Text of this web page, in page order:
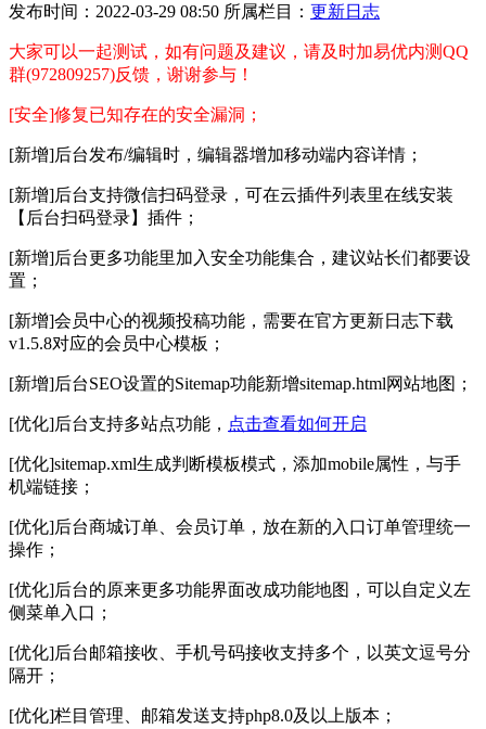
发布时间：2022-03-29 08:50 所属栏目： 更新日志
大家可以一起测试，如有问题及建议，请及时加易优内测QQ
群(972809257)反馈，谢谢参与！
[安全]修复已知存在的安全漏洞；
[新增]后台发布/编辑时，编辑器增加移动端内容详情；
[新增]后台支持微信扫码登录，可在云插件列表里在线安装
【后台扫码登录】插件；
[新增]后台更多功能里加入安全功能集合，建议站长们都要设
置；
[新增]会员中心的视频投稿功能，需要在官方更新日志下载
v1.5.8对应的会员中心模板；
[新增]后台SEO设置的Sitemap功能新增sitemap.html网站地图；
[优化]后台支持多站点功能， 点击查看如何开启
[优化]sitemap.xml生成判断模板模式，添加mobile属性，与手
机端链接；
[优化]后台商城订单、会员订单，放在新的入口订单管理统一
操作；
[优化]后台的原来更多功能界面改成功能地图，可以自定义左
侧菜单入口；
[优化]后台邮箱接收、手机号码接收支持多个，以英文逗号分
隔开；
[优化]栏目管理、邮箱发送支持php8.0及以上版本；